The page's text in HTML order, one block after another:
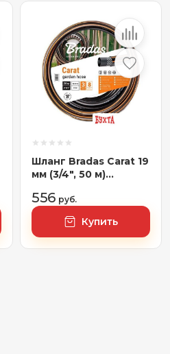
Шланг Bradas Carat 19
мм (3/4", 50 м)
556 руб.
Купить